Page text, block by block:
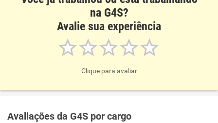
na G4S?
Avalie sua experiência
Clique para avaliar
Avaliações da G4S por cargo